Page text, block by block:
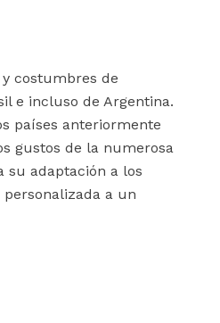
costumbres de
e incluso de Argentina.
países anteriormente
gustos de la numerosa
su adaptación a los
a un